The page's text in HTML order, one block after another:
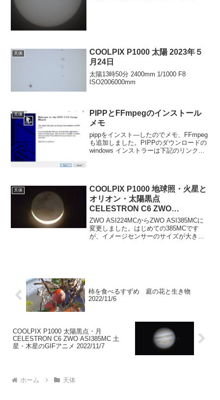
天体
COOLPIX P1000 太陽 2023年５
月24日
太陽13時50分 2400mm 1/1000 F8
ISO2006000mm
天体
PIPPとFFmpegのインストール
メモ
pippをインスト―したのでメモ、FFmpeg
も追加しました。PIPPのダウンロードの
windows インストラーは下記のリンクに
天体
COOLPIX P1000 地球照・火星と
オリオン・太陽黒点
CELESTRON C6 ZWO
ASI385MC 土星・木星
2022/10/23
ZWO ASI224MCからZWO ASI385MCに
変更しました。はじめての385MCです
が、イメージセンサーのサイズが大きく
柿を食べるすずめ 庭の花と生き物
2022/11/6
COOLPIX P1000 太陽黒点・月
CELESTRON C6 ZWO ASI385MC 土
星・木星のGIFアニメ 2022/11/7
ホーム 天体